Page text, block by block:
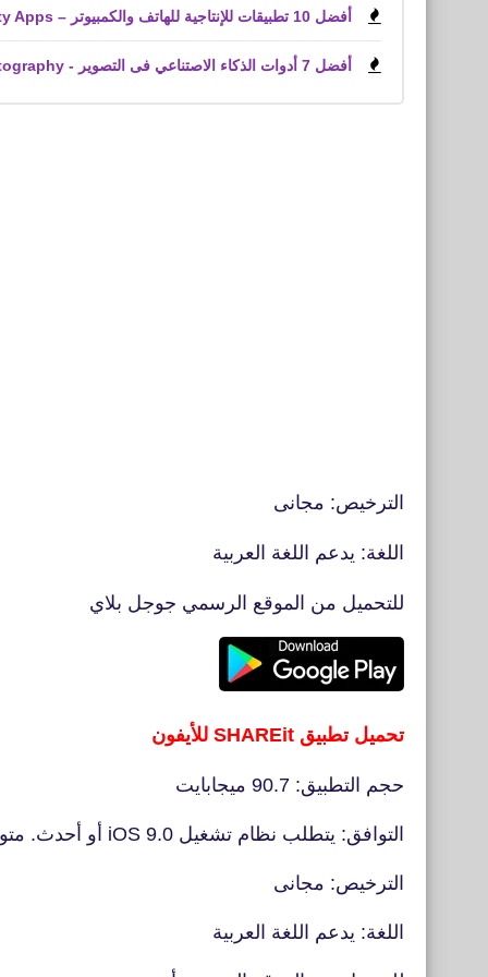
أفضل 10 تطبيقات للإنتاجية للهاتف والكمبيوتر – Top Productivity Apps
أفضل 7 أدوات الذكاء الاصتناعي فى التصوير - The 7 best AI tools for photography
الترخيص: مجانى
اللغة: يدعم اللغة العربية
للتحميل من الموقع الرسمي جوجل بلاي
تحميل تطبيق SHAREit للأيفون
حجم التطبيق: 90.7 ميجابايت
التوافق: يتطلب نظام تشغيل iOS 9.0 أو أحدث. متوافق مع iPhone و iPad و iPod touch
الترخيص: مجانى
اللغة: يدعم اللغة العربية